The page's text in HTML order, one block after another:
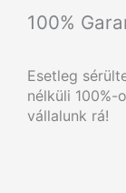
100%
Esetleg
nélküli 100%-
vállalunk rá!